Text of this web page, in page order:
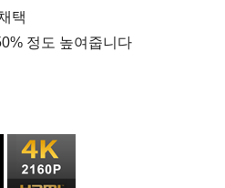
택
정도 높여줍니다